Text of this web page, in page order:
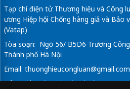
Tạp chí điện tử Thương hiệu và Công
ương Hiệp hội Chống hàng giả và Bảo
(Vatap)
Tòa soạn: Ngõ 56/ B5D6 Trương Công
Thành phố Hà Nội
Email: thuonghieucongluan@gmail.com
Tổng Biên Tập: Vũ Đức Thuận